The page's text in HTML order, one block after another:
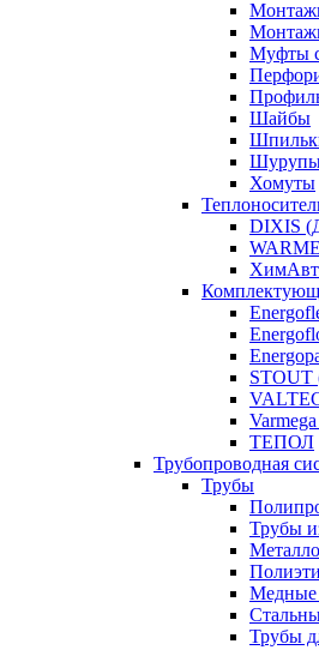
Муфты
Шайбы
Хомуты
DIXIS
STOUT
ТЕПОЛ
Трубопроводная
Трубы
Трубы
Медные
Трубы